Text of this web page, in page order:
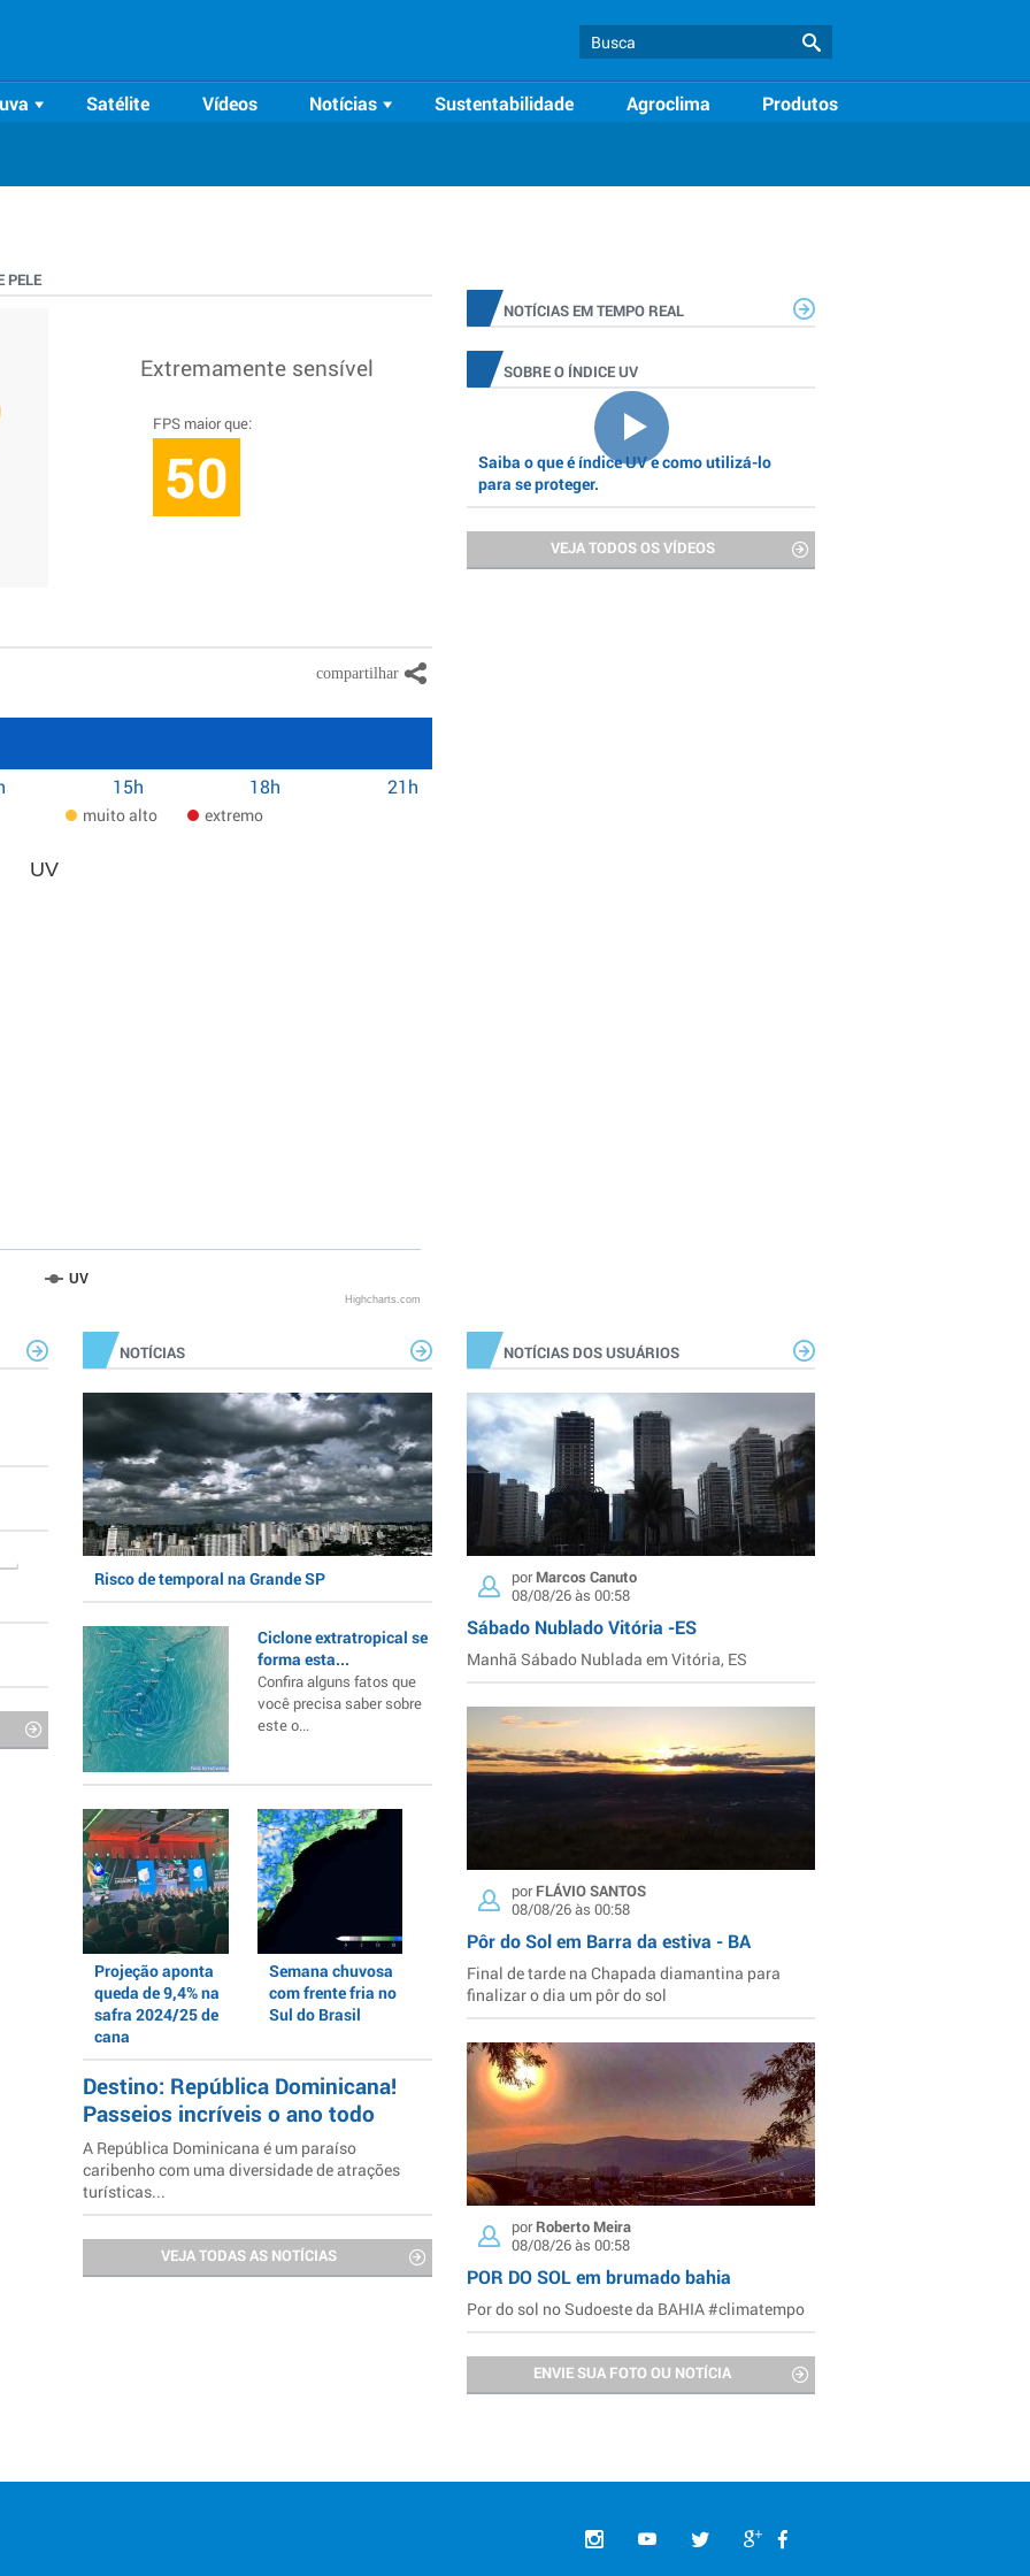
Satélite Vídeos Notícias Sustentabilidade Agroclima Produtos
PELE
Extremamente sensível
FPS maior que:
50
15h 18h 21h
muito alto extremo
UV
UV
Highcharts.com
NOTÍCIAS EM TEMPO REAL
SOBRE O ÍNDICE UV
Saiba o que é índice UV e como utilizá-lo
para se proteger.
VEJA TODOS OS VÍDEOS
NOTÍCIAS
Risco de temporal na Grande SP
Ciclone extratropical se
forma esta...
Confira alguns fatos que
você precisa saber sobre
este o...
Projeção aponta
queda de 9,4% na
safra 2024/25 de
cana
Semana chuvosa
com frente fria no
Sul do Brasil
Destino: República Dominicana!
Passeios incríveis o ano todo
A República Dominicana é um paraíso
caribenho com uma diversidade de atrações
turísticas...
VEJA TODAS AS NOTÍCIAS
NOTÍCIAS DOS USUÁRIOS
porMarcos Canuto
08/08/26 às 00:58
Sábado Nublado Vitória -ES
Manhã Sábado Nublada em Vitória, ES
porFLÁVIO SANTOS
08/08/26 às 00:58
Pôr do Sol em Barra da estiva - BA
Final de tarde na Chapada diamantina para
finalizar o dia um pôr do sol
porRoberto Meira
08/08/26 às 00:58
POR DO SOL em brumado bahia
Por do sol no Sudoeste da BAHIA #climatempo
ENVIE SUA FOTO OU NOTÍCIA